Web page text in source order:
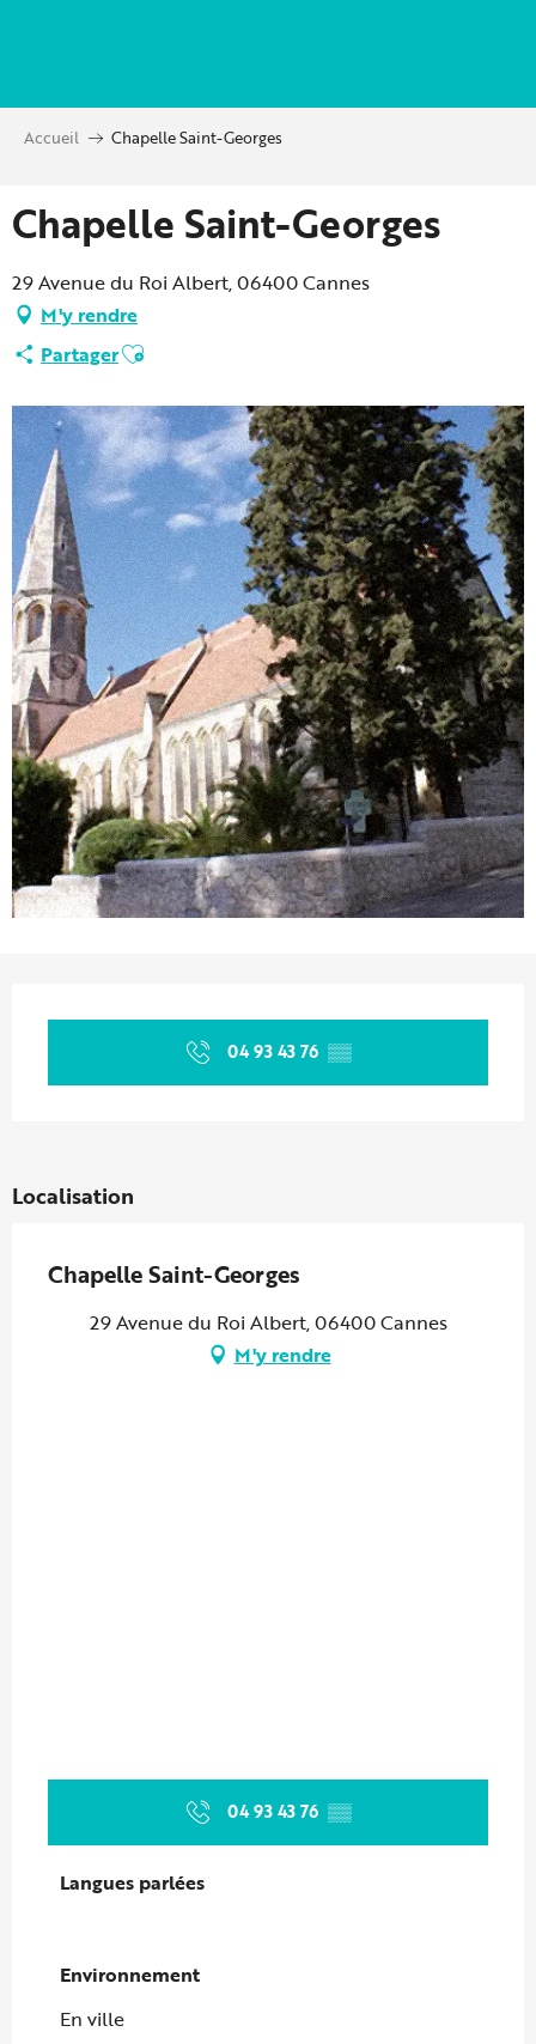
principal
Accueil Chapelle Saint-Georges
Chapelle Saint-Georges
29 Avenue du Roi Albert, 06400 Cannes
M'y rendre
PartagerAjouter aux favoris
04 93 43 76 ▒▒
Localisation
Chapelle Saint-Georges
29 Avenue du Roi Albert, 06400 Cannes
M'y rendre
04 93 43 76 ▒▒
Langues parlées
Langues parlées
Environnement
Environnement
En ville